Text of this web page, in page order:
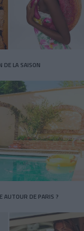
DE LA SAISON
AUTOUR DE PARIS ?